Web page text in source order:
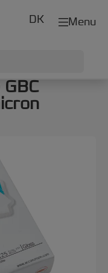
Menu
DK